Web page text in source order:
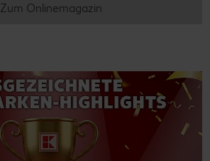
Zum Onlinemagazin